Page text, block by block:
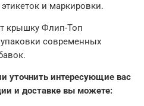
и маркировки.
крышку Флип-Топ
современных
уточнить интересующие вас
и доставке вы можете: